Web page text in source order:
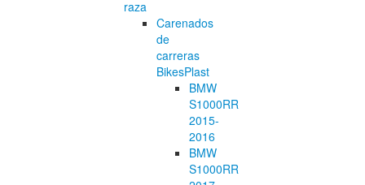
raza
Carenados
de
carreras
BikesPlast
BMW
S1000RR
2015-
2016
BMW
S1000RR